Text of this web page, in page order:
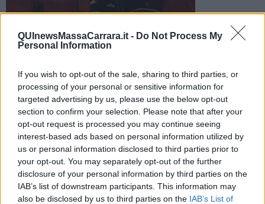
QUInewsMassaCarrara.it - Do Not Process My
Personal Information
If you wish to opt-out of the sale, sharing to third parties, or
processing of your personal or sensitive information for
targeted advertising by us, please use the below opt-out
section to confirm your selection. Please note that after your
opt-out request is processed you may continue seeing
interest-based ads based on personal information utilized by
us or personal information disclosed to third parties prior to
your opt-out. You may separately opt-out of the further
disclosure of your personal information by third parties on the
IAB’s list of downstream participants. This information may
also be disclosed by us to third parties on the IAB’s List of
Il vincitore della scorsa edizione, il carrarese Francesco
CARRARA —Francesco Gabbani, vincitore della scorsa edizione
del festival di Sanremo con"Occidentali's Karma", dopo un anno
di successi, si gode lo spettacolo da casa.
L'ha testimoniato lui stesso con una foto, eloquente, in completo
relax, postata sui social network.